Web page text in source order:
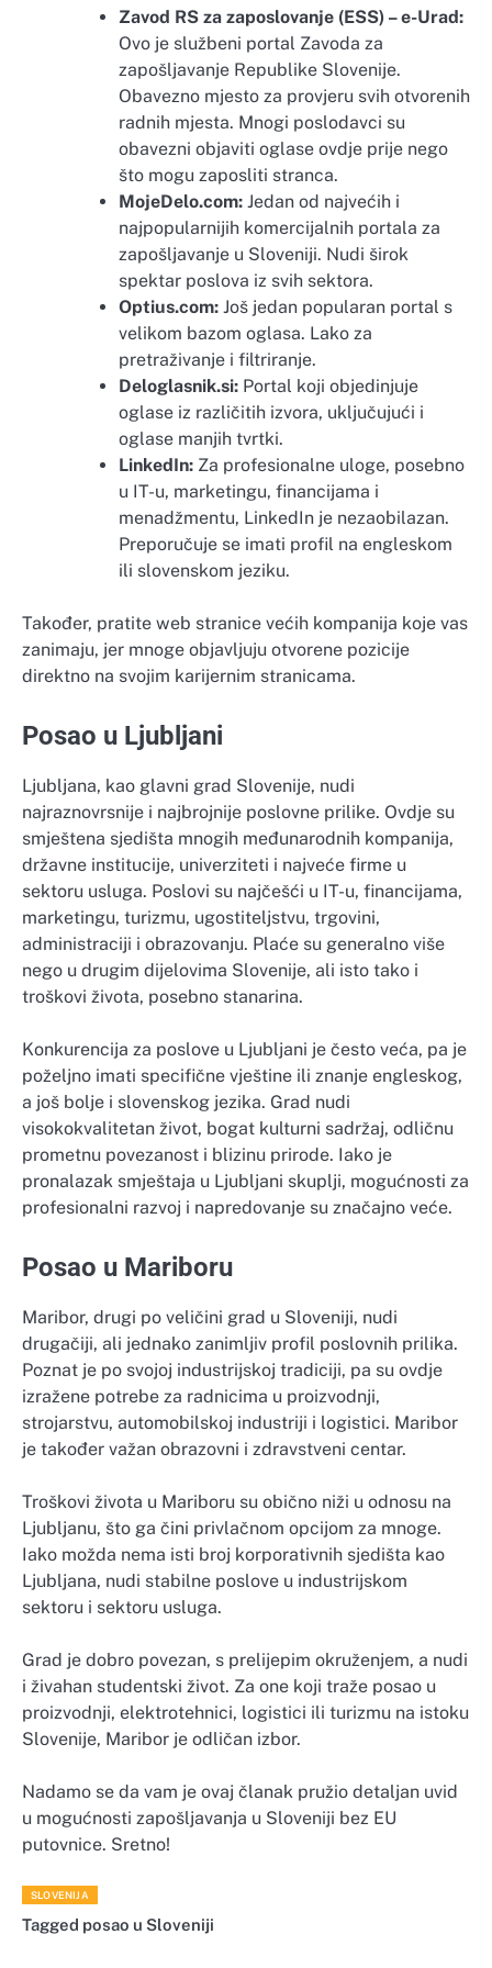
Zavod RS za zaposlovanje (ESS) – e-Urad:
Ovo je službeni portal Zavoda za
zapošljavanje Republike Slovenije.
Obavezno mjesto za provjeru svih otvorenih
radnih mjesta. Mnogi poslodavci su
obavezni objaviti oglase ovdje prije nego
što mogu zaposliti stranca.
MojeDelo.com: Jedan od najvećih i
najpopularnijih komercijalnih portala za
zapošljavanje u Sloveniji. Nudi širok
spektar poslova iz svih sektora.
Optius.com: Još jedan popularan portal s
velikom bazom oglasa. Lako za
pretraživanje i filtriranje.
Deloglasnik.si: Portal koji objedinjuje
oglase iz različitih izvora, uključujući i
oglase manjih tvrtki.
LinkedIn: Za profesionalne uloge, posebno
u IT-u, marketingu, financijama i
menadžmentu, LinkedIn je nezaobilazan.
Preporučuje se imati profil na engleskom
ili slovenskom jeziku.
Također, pratite web stranice većih kompanija koje vas
zanimaju, jer mnoge objavljuju otvorene pozicije
direktno na svojim karijernim stranicama.
Posao u Ljubljani
Ljubljana, kao glavni grad Slovenije, nudi
najraznovrsnije i najbrojnije poslovne prilike. Ovdje su
smještena sjedišta mnogih međunarodnih kompanija,
državne institucije, univerziteti i najveće firme u
sektoru usluga. Poslovi su najčešći u IT-u, financijama,
marketingu, turizmu, ugostiteljstvu, trgovini,
administraciji i obrazovanju. Plaće su generalno više
nego u drugim dijelovima Slovenije, ali isto tako i
troškovi života, posebno stanarina.
Konkurencija za poslove u Ljubljani je često veća, pa je
poželjno imati specifične vještine ili znanje engleskog,
a još bolje i slovenskog jezika. Grad nudi
visokokvalitetan život, bogat kulturni sadržaj, odličnu
prometnu povezanost i blizinu prirode. Iako je
pronalazak smještaja u Ljubljani skuplji, mogućnosti za
profesionalni razvoj i napredovanje su značajno veće.
Posao u Mariboru
Maribor, drugi po veličini grad u Sloveniji, nudi
drugačiji, ali jednako zanimljiv profil poslovnih prilika.
Poznat je po svojoj industrijskoj tradiciji, pa su ovdje
izražene potrebe za radnicima u proizvodnji,
strojarstvu, automobilskoj industriji i logistici. Maribor
je također važan obrazovni i zdravstveni centar.
Troškovi života u Mariboru su obično niži u odnosu na
Ljubljanu, što ga čini privlačnom opcijom za mnoge.
Iako možda nema isti broj korporativnih sjedišta kao
Ljubljana, nudi stabilne poslove u industrijskom
sektoru i sektoru usluga.
Grad je dobro povezan, s prelijepim okruženjem, a nudi
i živahan studentski život. Za one koji traže posao u
proizvodnji, elektrotehnici, logistici ili turizmu na istoku
Slovenije, Maribor je odličan izbor.
Nadamo se da vam je ovaj članak pružio detaljan uvid
u mogućnosti zapošljavanja u Sloveniji bez EU
putovnice. Sretno!
SLOVENIJA
Tagged posao u Sloveniji